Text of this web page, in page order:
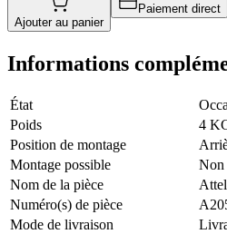
Ajouter au panier
Paiement direct
Informations
État
Poids
4
Position de montage
Montage possible
Non
Nom de la pièce
Numéro(s) de pièce
Mode de livraison